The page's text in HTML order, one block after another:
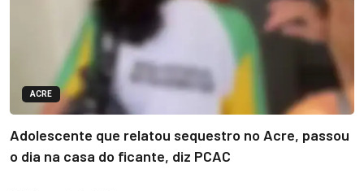
ACRE
Adolescente que relatou sequestro no Acre, passou
o dia na casa do ficante, diz PCAC